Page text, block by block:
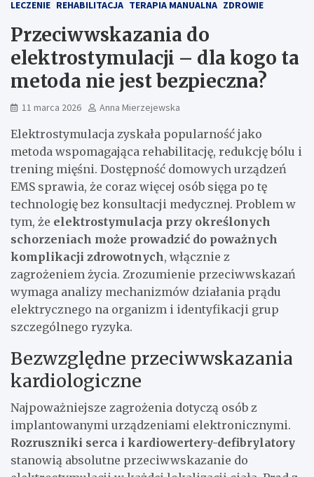
LECZENIE REHABILITACJA TERAPIA MANUALNA ZDROWIE
Przeciwwskazania do
elektrostymulacji – dla kogo ta
metoda nie jest bezpieczna?
11 marca 2026 Anna Mierzejewska
Elektrostymulacja zyskała popularność jako
metoda wspomagająca rehabilitację, redukcję bólu i
trening mięśni. Dostępność domowych urządzeń
EMS sprawia, że coraz więcej osób sięga po tę
technologię bez konsultacji medycznej. Problem w
tym, że elektrostymulacja przy określonych
schorzeniach może prowadzić do poważnych
komplikacji zdrowotnych, włącznie z
zagrożeniem życia. Zrozumienie przeciwwskazań
wymaga analizy mechanizmów działania prądu
elektrycznego na organizm i identyfikacji grup
szczególnego ryzyka.
Bezwzględne przeciwwskazania
kardiologiczne
Najpoważniejsze zagrożenia dotyczą osób z
implantowanymi urządzeniami elektronicznymi.
Rozruszniki serca i kardiowertery-defibrylatory
stanowią absolutne przeciwwskazanie do